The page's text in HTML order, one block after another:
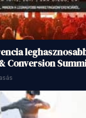
Conversion